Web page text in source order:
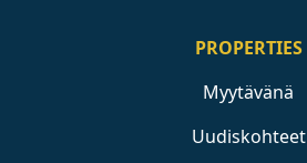
PROPERTIES
Myytävänä
Uudiskohteet